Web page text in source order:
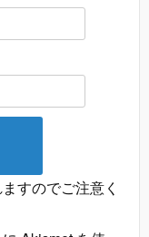
すのでご注意く